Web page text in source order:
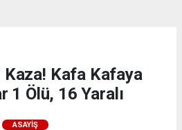
Kaza! Kafa Kafaya
1 Ölü, 16 Yaralı
ASAYIŞ